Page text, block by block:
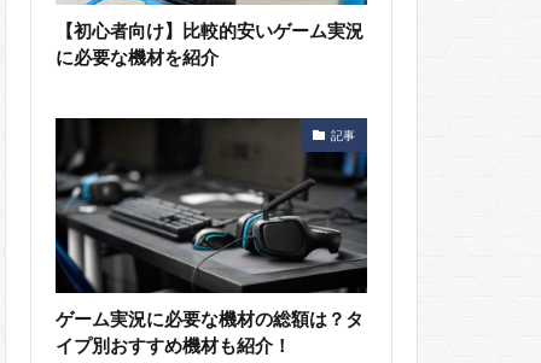
【初心者向け】比較的安いゲーム実況
に必要な機材を紹介
記事
ゲーム実況に必要な機材の総額は？タ
イプ別おすすめ機材も紹介！